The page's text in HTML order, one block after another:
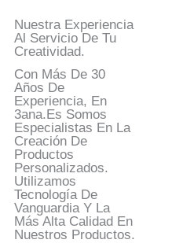
Nuestra Experiencia
Al Servicio De Tu
Creatividad.
Con Más De 30
Años De
Experiencia, En
3ana.es Somos
Especialistas En La
Creación De
Productos
Personalizados.
Utilizamos
Tecnología De
Vanguardia Y La
Más Alta Calidad En
Nuestros Productos.